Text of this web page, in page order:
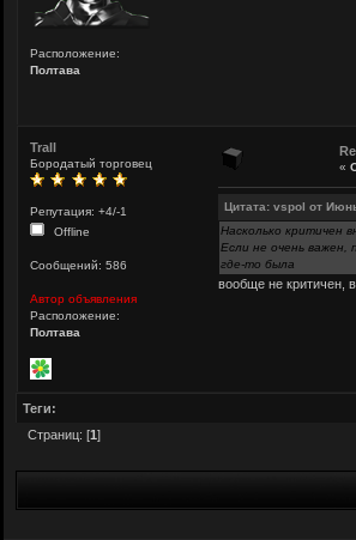
Расположение:
Полтава
Trall
Бородатый торговец
Репутация: +4/-1
Offline
Сообщений: 586
Автор объявления
Расположение:
Полтава
«
Цитата: vspol от
Насколько критичен
Если не очень важен,
где-то была
вообще не критичен,
Теги:
Страниц: [1]